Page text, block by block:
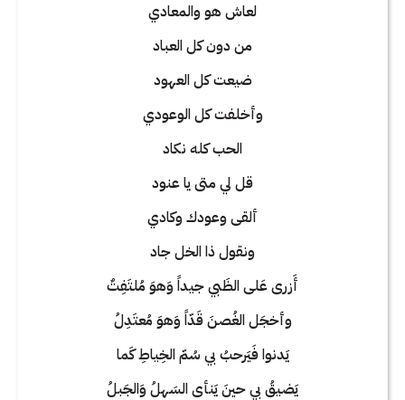
لعاش هو والمعادي
من دون كل العباد
ضيعت كل العهود
وأخلفت كل الوعودي
الحب كله نكاد
قل لي متى يا عنود
ألقى وعودك وكادي
ونقول ذا الخل جاد
أَزرى عَلى الظَبي جيداً وَهوَ مُلتَفِتٌ
وأخجَل الغُصنَ قَدّاً وَهوَ مُعتَدِلُ
يَدنوا فَيَرحبُ بي سُمّ الخِياطِ كَما
يَضيقُ بي حينَ يَنأى السَهلُ وَالجَبلُ